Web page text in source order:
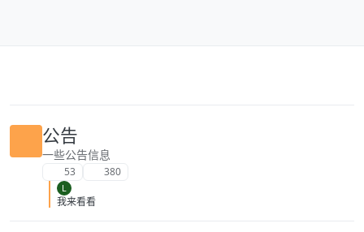
公告
一些公告信息
53 380
L
我来看看